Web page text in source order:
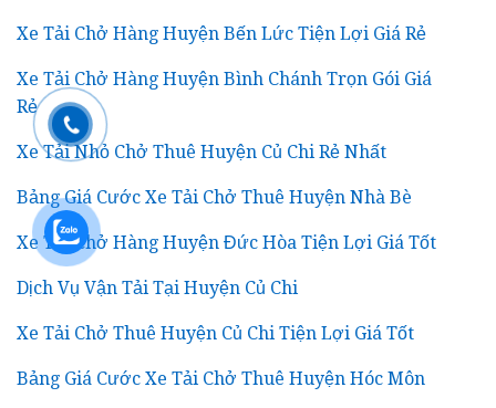
Xe Tải Chở Hàng Huyện Bến Lức Tiện Lợi Giá Rẻ
Xe Tải Chở Hàng Huyện Bình Chánh Trọn Gói Giá
Rẻ
Xe Tải Nhỏ Chở Thuê Huyện Củ Chi Rẻ Nhất
Bảng Giá Cước Xe Tải Chở Thuê Huyện Nhà Bè
Xe Tải Chở Hàng Huyện Đức Hòa Tiện Lợi Giá Tốt
Dịch Vụ Vận Tải Tại Huyện Củ Chi
Xe Tải Chở Thuê Huyện Củ Chi Tiện Lợi Giá Tốt
Bảng Giá Cước Xe Tải Chở Thuê Huyện Hóc Môn